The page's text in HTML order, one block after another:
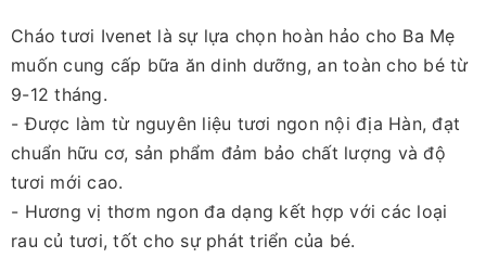
Cháo tươi Ivenet là sự lựa chọn hoàn hảo cho Ba Mẹ
muốn cung cấp bữa ăn dinh dưỡng, an toàn cho bé từ
9-12 tháng.
- Được làm từ nguyên liệu tươi ngon nội địa Hàn, đạt
chuẩn hữu cơ, sản phẩm đảm bảo chất lượng và độ
tươi mới cao.
- Hương vị thơm ngon đa dạng kết hợp với các loại
rau củ tươi, tốt cho sự phát triển của bé.